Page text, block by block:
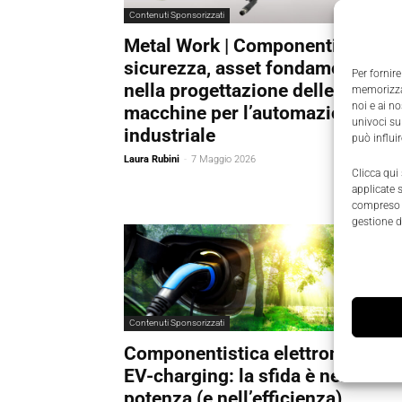
Per
noi e ai
univoci
può
Clicca qui
applicate
gestione
Contenuti Sponsorizzati
Metal Work | Componenti di
sicurezza, asset fondamentali
nella progettazione delle
macchine per l’automazione
industriale
Laura Rubini - 7 Maggio 2026
Contenuti Sponsorizzati
Componentistica elettronica per
EV-charging: la sfida è nella